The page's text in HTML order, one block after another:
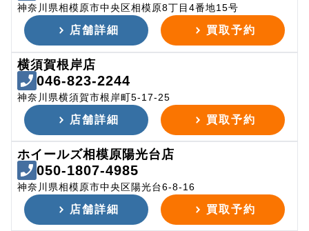
神奈川県相模原市中央区相模原8丁目4番地15号
店舗詳細 買取予約
横須賀根岸店
046-823-2244
神奈川県横須賀市根岸町5-17-25
店舗詳細 買取予約
ホイールズ相模原陽光台店
050-1807-4985
神奈川県相模原市中央区陽光台6-8-16
店舗詳細 買取予約